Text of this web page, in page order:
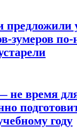
предложили
зумеров
не время
году